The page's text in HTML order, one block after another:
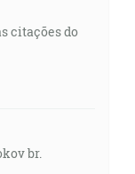
citações do
br.